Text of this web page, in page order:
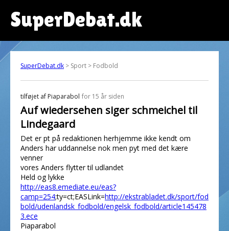
SuperDebat.dk
SuperDebat.dk > Sport > Fodbold
tilføjet af Piaparabol for 15 år siden
Auf wiedersehen siger schmeichel til
Lindegaard
Det er pt på redaktionen herhjemme ikke kendt om
Anders har uddannelse nok men pyt med det kære
venner
vores Anders flytter til udlandet
Held og lykke
http://eas8.emediate.eu/eas?
camp=254;ty=ct;EASLink=http://ekstrabladet.dk/sport/fod
bold/udenlandsk_fodbold/engelsk_fodbold/article145478
3.ece
Piaparabol